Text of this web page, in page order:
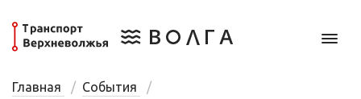
Главная События